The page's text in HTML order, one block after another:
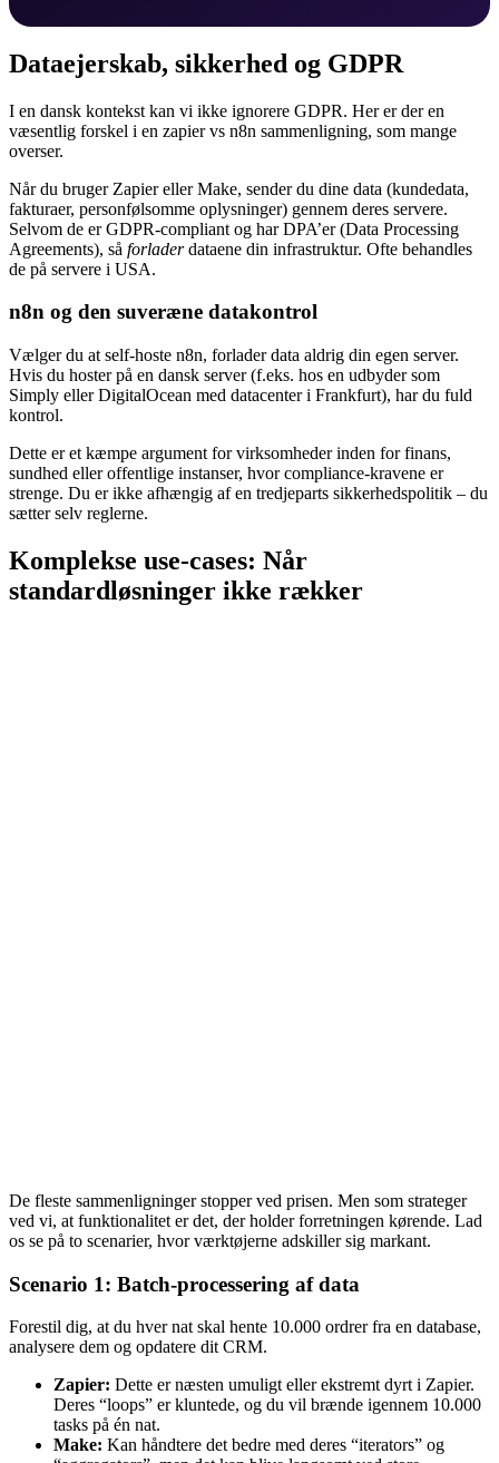
Dataejerskab, sikkerhed og GDPR
I en dansk kontekst kan vi ikke ignorere GDPR. Her er der en
væsentlig forskel i en zapier vs n8n sammenligning, som mange
overser.
Når du bruger Zapier eller Make, sender du dine data (kundedata,
fakturaer, personfølsomme oplysninger) gennem deres servere.
Selvom de er GDPR-compliant og har DPA’er (Data Processing
Agreements), så forladerdataene din infrastruktur. Ofte behandles
de på servere i USA.
n8n og den suveræne datakontrol
Vælger du at self-hoste n8n, forlader data aldrig din egen server.
Hvis du hoster på en dansk server (f.eks. hos en udbyder som
Simply eller DigitalOcean med datacenter i Frankfurt), har du fuld
kontrol.
Dette er et kæmpe argument for virksomheder inden for finans,
sundhed eller offentlige instanser, hvor compliance-kravene er
strenge. Du er ikke afhængig af en tredjeparts sikkerhedspolitik – du
sætter selv reglerne.
Komplekse use-cases: Når
standardløsninger ikke rækker
De fleste sammenligninger stopper ved prisen. Men som strateger
ved vi, at funktionalitet er det, der holder forretningen kørende. Lad
os se på to scenarier, hvor værktøjerne adskiller sig markant.
Scenario 1: Batch-processering af data
Forestil dig, at du hver nat skal hente 10.000 ordrer fra en database,
analysere dem og opdatere dit CRM.
Zapier: Dette er næsten umuligt eller ekstremt dyrt i Zapier.
Deres “loops” er kluntede, og du vil brænde igennem 10.000
tasks på én nat.
Make: Kan håndtere det bedre med deres “iterators” og